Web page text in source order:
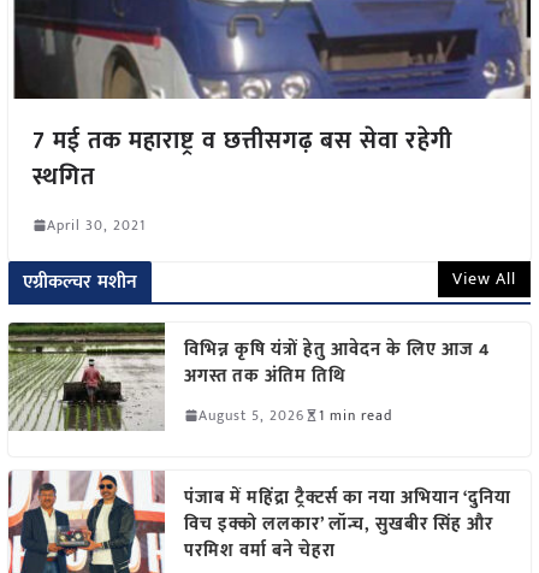
7 मई तक महाराष्ट्र व छत्तीसगढ़ बस सेवा रहेगी
स्थगित
April 30, 2021
एग्रीकल्चर मशीन View All
विभिन्न कृषि यंत्रों हेतु आवेदन के लिए आज 4
अगस्त तक अंतिम तिथि
August 5, 2026 1 min read
पंजाब में महिंद्रा ट्रैक्टर्स का नया अभियान ‘दुनिया
विच इक्को ललकार’ लॉन्च, सुखबीर सिंह और
परमिश वर्मा बने चेहरा